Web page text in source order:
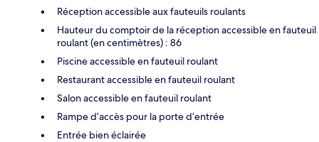
Réception accessible aux fauteuils roulants
Hauteur du comptoir de la réception accessible en fauteuil
roulant (en centimètres) : 86
Piscine accessible en fauteuil roulant
Restaurant accessible en fauteuil roulant
Salon accessible en fauteuil roulant
Rampe d’accès pour la porte d’entrée
Entrée bien éclairée